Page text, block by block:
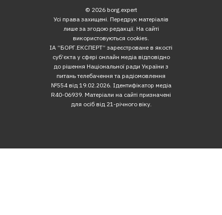
© 2026 borg.expert
Усі права захищені. Передрук матеріалів
лише за згодою редакції. На сайті
використовуються cookies.
ІА “БОРГ.ЕКСПЕРТ” зареєстроване в якості
суб’єкта у сфері онлайн медіа відповідно
до рішення Національної ради України з
питань телебачення та радіомовлення
№554 від 19.02.2026. Ідентифікатор медіа
R40-06939. Матеріали на сайті призначені
для осіб від 21-річного віку.